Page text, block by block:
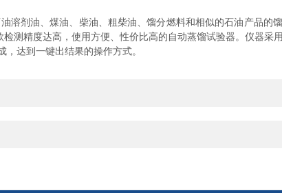
剂油、煤油、柴油、粗柴油、馏分燃料和相似的石油产品的
测精度达高，使用方便、性价比高的自动蒸馏试验器。仪器采
达到一键出结果的操作方式。